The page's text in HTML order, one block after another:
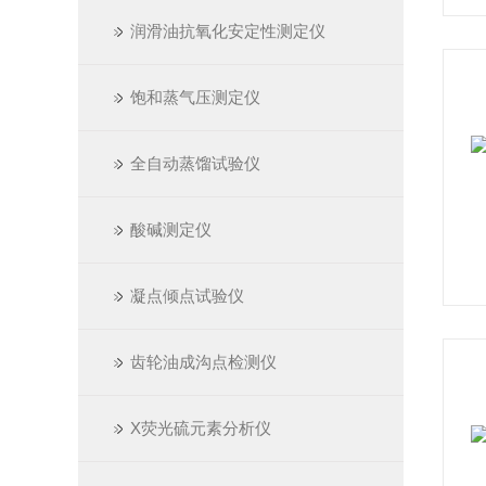
润滑油抗氧化安定性测定仪
饱和蒸气压测定仪
全自动蒸馏试验仪
酸碱测定仪
凝点倾点试验仪
齿轮油成沟点检测仪
X荧光硫元素分析仪